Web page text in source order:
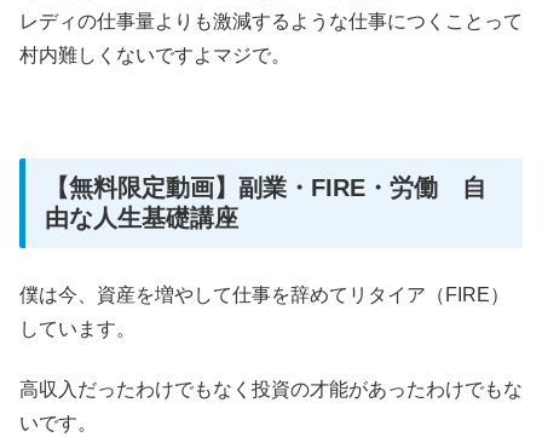
レディの仕事量よりも激減するような仕事につくことって
村内難しくないですよマジで。
【無料限定動画】副業・FIRE・労働 自
由な人生基礎講座
僕は今、資産を増やして仕事を辞めてリタイア（FIRE）
しています。
高収入だったわけでもなく投資の才能があったわけでもな
いです。